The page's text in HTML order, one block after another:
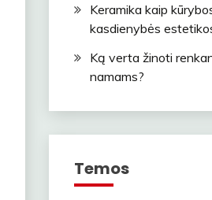
Keramika kaip
kasdienybės
Ką verta žinoti
namams?
Temos